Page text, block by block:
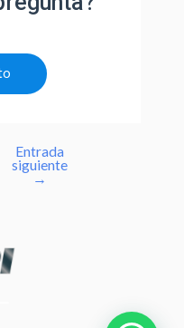
Entrada
siguiente
→